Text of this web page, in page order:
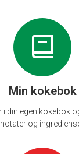
Min kokebok
i din egen kokebok
notater og